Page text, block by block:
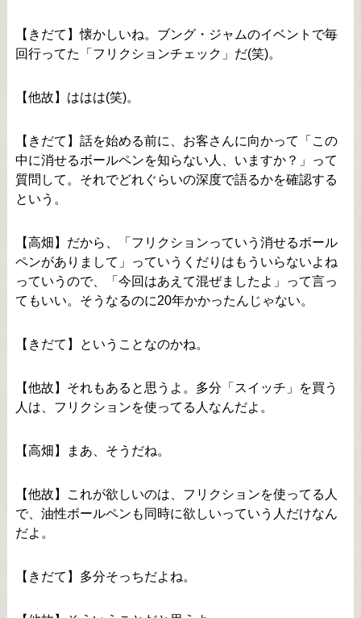
【きだて】懐かしいね。ブング・ジャムのイベントで毎
回行ってた「フリクションチェック」だ(笑)。
【他故】ははは(笑)。
【きだて】話を始める前に、お客さんに向かって「この
中に消せるボールペンを知らない人、いますか？」って
質問して。それでどれぐらいの深度で語るかを確認する
という。
【高畑】だから、「フリクションっていう消せるボール
ペンがありまして」っていうくだりはもういらないよね
っていうので、「今回はあえて混ぜましたよ」って言っ
てもいい。そうなるのに20年かかったんじゃない。
【きだて】ということなのかね。
【他故】それもあると思うよ。多分「スイッチ」を買う
人は、フリクションを使ってる人なんだよ。
【高畑】まあ、そうだね。
【他故】これが欲しいのは、フリクションを使ってる人
で、油性ボールペンも同時に欲しいっていう人だけなん
だよ。
【きだて】多分そっちだよね。